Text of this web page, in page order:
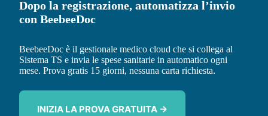
Dopo la registrazione, automatizza l’invio
con BeebeeDoc
BeebeeDoc è il gestionale medico cloud che si collega al
Sistema TS e invia le spese sanitarie in automatico ogni
mese. Prova gratis 15 giorni, nessuna carta richiesta.
INIZIA LA PROVA GRATUITA →